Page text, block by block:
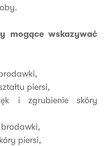
mogące wskazywać
piersi,
i zgrubienie skóry
piersi,